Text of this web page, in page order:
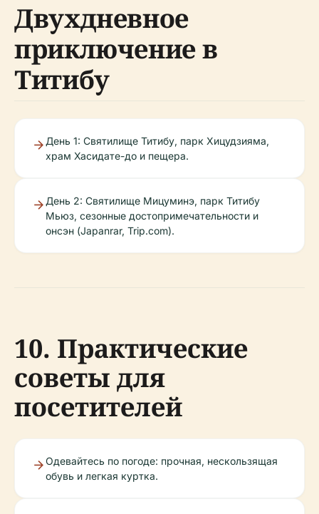
Двухдневное
приключение в
Титибу
День 1: Святилище Титибу, парк Хицудзияма,
храм Хасидате-до и пещера.
День 2: Святилище Мицуминэ, парк Титибу
Мьюз, сезонные достопримечательности и
онсэн (Japanrar, Trip.com).
10. Практические
советы для
посетителей
Одевайтесь по погоде: прочная, нескользящая
обувь и легкая куртка.